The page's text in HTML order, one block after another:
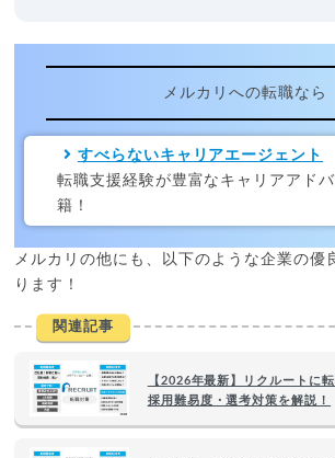
メルカリへの転職なら
すべらないキャリアエージェント
転職支援経験が豊富なキャリアアド
籍！
メルカリの他にも、以下のような企業の優
ります！
関連記事
【2026年最新】リクルートに
採用難易度・選考対策を解説！